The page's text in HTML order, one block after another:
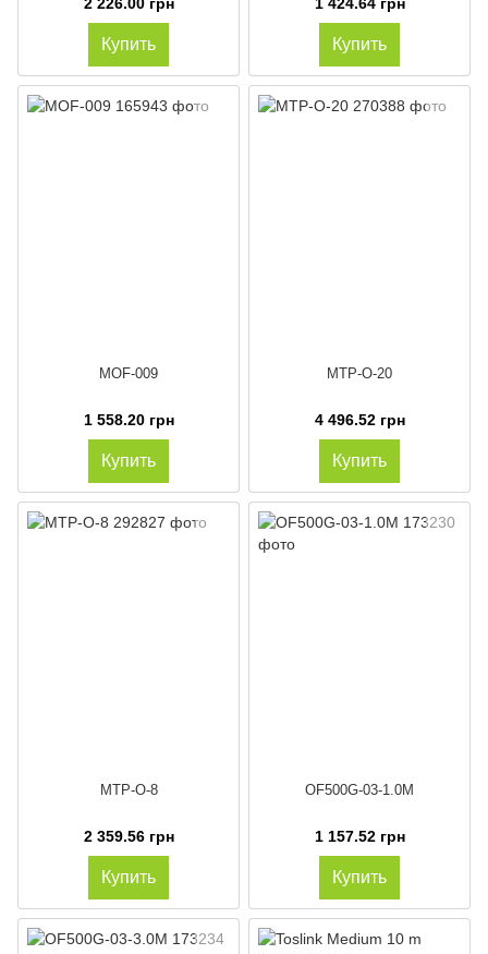
Купить Купить
MOF-009
1 558.20 грн
Купить
MTP-O-20
4 496.52 грн
Купить
MTP-O-8
2 359.56 грн
Купить
OF500G-03-1.0M
1 157.52 грн
Купить